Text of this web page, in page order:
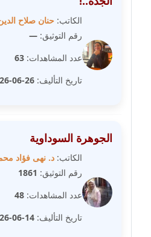
مدونة عبير مصطفى
عاملة
مدونة عزة بركة
مدونة عطا الله حسب الله
عاملة
الكاتب: حنان صلاح
رقم التوثيق: —
عدد المشاهدات: 63
تاريخ التأليف: 26-06-2026
الجوهرة السوداوية
الكاتب: د. نهى فؤاد
رقم التوثيق: 1861
عدد المشاهدات: 48
تاريخ التأليف: 14-06-2026